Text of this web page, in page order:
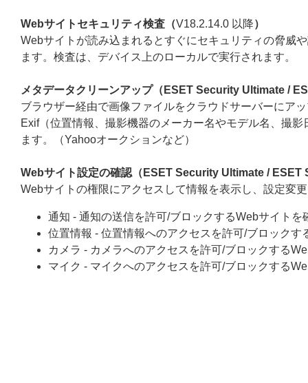
Webサイトセキュリティ検査（V18.2.14.0 以降）
Webサイトが読み込まれるとすぐにセキュリティの脅威
ます。検査は、デバイス上のローカルで実行されます。
メタデータクリーンアップ（ESET Security Ultimate /
ブラウザー経由で画像ファイルをクラウドサーバーにア
Exif（位置情報、撮影機器のメーカー名やモデル名、撮
ます。（Yahooオークションなど）
Webサイト設定の確認（ESET Security Ultimate /
Webサイトの権限にアクセスして情報を表示し、設定変
通知 - 通知の送信を許可/ブロックするWebサイトを
位置情報 - 位置情報へのアクセスを許可/ブロックす
カメラ - カメラへのアクセスを許可/ブロックする
マイク - マイクへのアクセスを許可/ブロックする